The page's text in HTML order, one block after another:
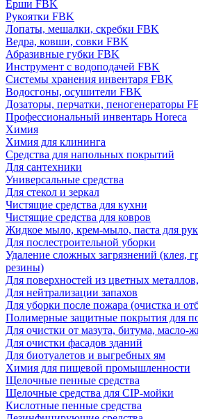
Ерши FBK
Рукоятки FBK
Лопаты, мешалки, скребки FBK
Ведра, ковши, совки FBK
Абразивные губки FBK
Инструмент с водоподачей FBK
Системы хранения инвентаря FBK
Водосгоны, осушители FBK
Дозаторы, перчатки, пеногенераторы
Профессиональный инвентарь Horeca
Химия
Химия для клининга
Средства для напольных покрытий
Для сантехники
Универсальные средства
Для стекол и зеркал
Чистящие средства для кухни
Чистящие средства для ковров
Жидкое мыло, крем-мыло, паста для рук
Для послестроительной уборки
Удаление сложных загрязнений (клея,
резины)
Для поверхностей из цветных
Для нейтрализации запахов
Для уборки после пожара (очистка и
Полимерные защитные покрытия для
Для очистки от мазута, битума, масло-
Для очистки фасадов зданий
Для биотуалетов и выгребных ям
Химия для пищевой промышленности
Щелочные пенные средства
Щелочные средства для CIP-мойки
Кислотные пенные средства